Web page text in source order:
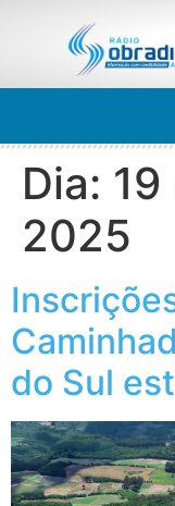
Dia:
2025
do Sul